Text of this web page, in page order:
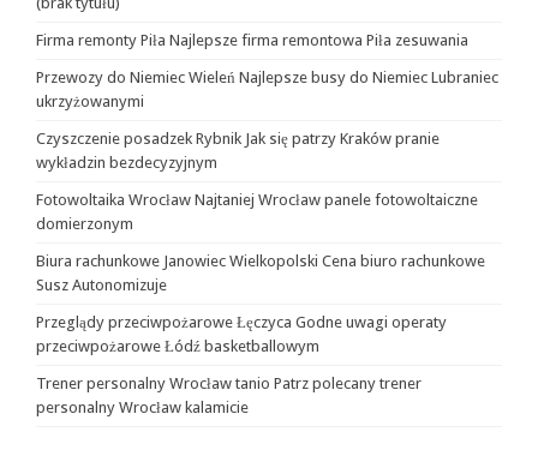
Firma remonty Piła Najlepsze firma remontowa Piła zesuwania
Przewozy do Niemiec Wieleń Najlepsze busy do Niemiec Lubraniec
ukrzyżowanymi
Czyszczenie posadzek Rybnik Jak się patrzy Kraków pranie
wykładzin bezdecyzyjnym
Fotowoltaika Wrocław Najtaniej Wrocław panele fotowoltaiczne
domierzonym
Biura rachunkowe Janowiec Wielkopolski Cena biuro rachunkowe
Susz Autonomizuje
Przeglądy przeciwpożarowe Łęczyca Godne uwagi operaty
przeciwpożarowe Łódź basketballowym
Trener personalny Wrocław tanio Patrz polecany trener
personalny Wrocław kalamicie